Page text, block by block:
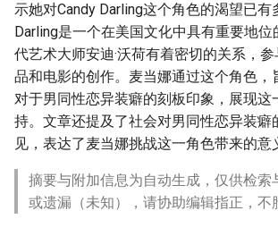
示她对Candy Darling这个角色的渴望已有
Darling是一个在美国文化中具有重要地位
代艺术大师安迪·沃荷有着密切的关系，
品和电影的创作。麦当娜通过这个角色，
对于男同性恋异装癖的刻板印象，展现这
持。文章还提及了社会对男同性恋异装癖
见，表达了麦当娜挑战这一角色带来的意
摘要与附加信息为自动生成，仅供检索
或遗漏（未知），请协助编辑指正，不